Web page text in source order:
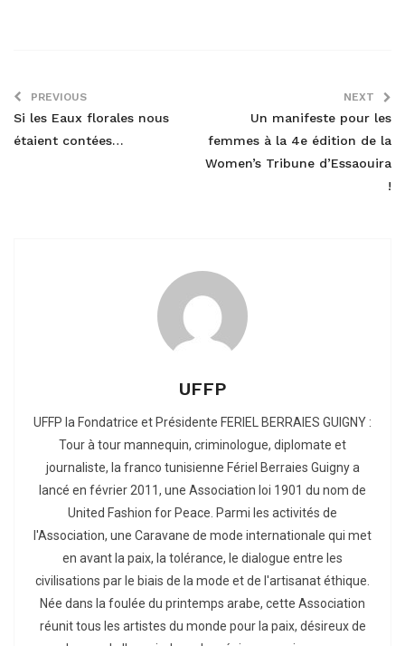
PREVIOUS
Si les Eaux florales nous
étaient contées…
NEXT
Un manifeste pour les
femmes à la 4e édition de la
Women’s Tribune d’Essaouira
!
UFFP
UFFP la Fondatrice et Présidente FERIEL BERRAIES GUIGNY :
Tour à tour mannequin, criminologue, diplomate et
journaliste, la franco tunisienne Fériel Berraies Guigny a
lancé en février 2011, une Association loi 1901 du nom de
United Fashion for Peace. Parmi les activités de
l'Association, une Caravane de mode internationale qui met
en avant la paix, la tolérance, le dialogue entre les
civilisations par le biais de la mode et de l'artisanat éthique.
Née dans la foulée du printemps arabe, cette Association
réunit tous les artistes du monde pour la paix, désireux de